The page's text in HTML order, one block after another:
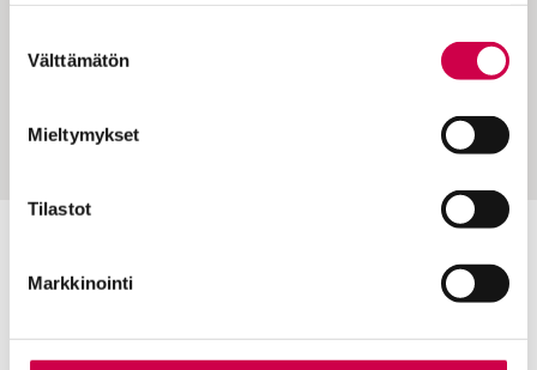
valinta
Välttämätön
Mieltymykset
Tilastot
Markkinointi
Gospel tulee Nokia Arenalle: ”Haluamme saada
liikkeelle ne ihmiset, joille riparilaulut jäivät
Toimitus
Postiosoite